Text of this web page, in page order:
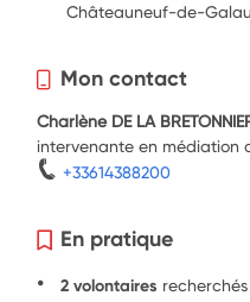
Châteauneuf-de-
Mon contact
Charlène DE LA
intervenante en médiation
+33614388200
En pratique
2 volontaires recherchés